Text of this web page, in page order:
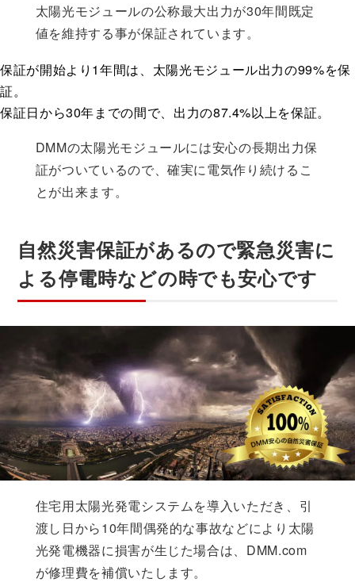
太陽光モジュールの公称最大出力が30年間既定
値を維持する事が保証されています。
保証が開始より1年間は、太陽光モジュール出力の99%を保
証。
保証日から30年までの間で、出力の87.4%以上を保証。
DMMの太陽光モジュールには安心の長期出力保
証がついているので、確実に電気作り続けるこ
とが出来ます。
自然災害保証があるので緊急災害に
よる停電時などの時でも安心です
住宅用太陽光発電システムを導入いただき、引
渡し日から10年間偶発的な事故などにより太陽
光発電機器に損害が生じた場合は、DMM.com
が修理費を補償いたします。